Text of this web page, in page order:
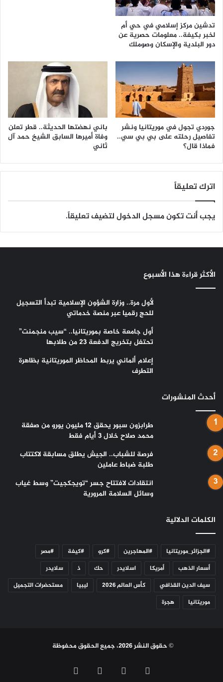
تدشين مركز إسلامي في حي أم
لخبر بكيفة.. معلومات حصرية عن
دور البلدية والإسكان وصوملك
جوردي تجول في موريتانيا ونشر
تفاصيل رحلته على بي بي سي..
فماذا قال؟
باني نهضتها الحديثة.. قطر تعلن
وفاة أميرها السابق الشيخ حمد آل
ثاني
اترك تعليقاً
يجب أنت تكونمسجل الدخوللتضيف تعليقاً.
الأكثر قراءة هذا الأسبوع
لأول مرة.. وزارة الشؤون الإسلامية تبدأ التسجيل
للحج رقميا عبر منصة خدماتي
أول جامعة خاصة بموريتانيا.. “سيب منجمنت”
تحتفل بتخريج الدفعة 23 من طلابها
إعلام ألماني يربط المحاظر الموريتانية بظاهرة
التطرف
أحدث المنشورات
طرابزون سبور يحقق 12 مليون يورو من صفقة
محمد صلاح خلال 3 أيام فقط
فرصة للشباب.. الجيش يطلق مسابقة لاكتتاب
طلبة ضباط عاملين
انتقادات لافتتاح جسر “تويجكجيت” وسط غياب
وسائل السلامة المرورية
الكلمات الدلالية
#الجزائر_موريتانيا #المهاجرين #كرو #كيفة
#مصر
أسعار الذهب
أمريكا اسلايدر حك ذ
سلايدر
سيف الدين القذافي
كأس العالم 2026 ليبيا
مستحضرات التجميل
موريتانيا
هجرة
© حقوق النشر 2026، جميع الحقوق محفوظة
فيسبوك يوتيوب